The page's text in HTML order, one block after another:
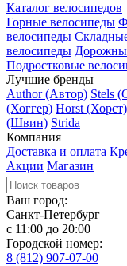
Каталог велосипедов
Горные велосипеды
велосипеды
велосипеды
Подростковые
Лучшие бренды
Author (Автор) Stels
(Хоггер) Horst (Хорст)
(Швин) Strida
Компания
Доставка и оплата
Акции Магазин
Ваш город:
Санкт-Петербург
с 11:00 до 20:00
Городской номер:
8 (812) 907-07-00